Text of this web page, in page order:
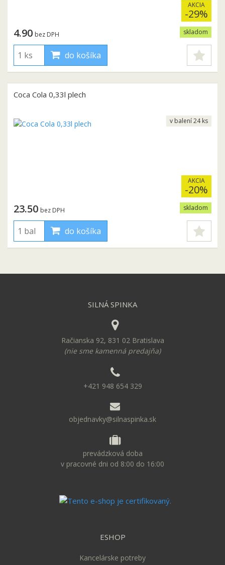
AKCIA
-29%
skladom
4.90 bez DPH
do košíka
Coca Cola 0,33l plech
AKCIA
-20%
skladom
23.50 bez DPH
do košíka
v balení 24 ks
SILNÁ SPINKA
Račianska 92, 831 02 Bratislava
(nie sme kamenná predajňa)
+421 948 654 329
objednavky@silnaspinka.sk
prevádzková doba
v pracovné dni od 8:00 do 16:00
ESHOP
Kancelárske potreby